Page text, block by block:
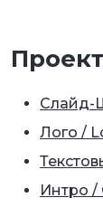
Слайд-
Лого /
Интро /